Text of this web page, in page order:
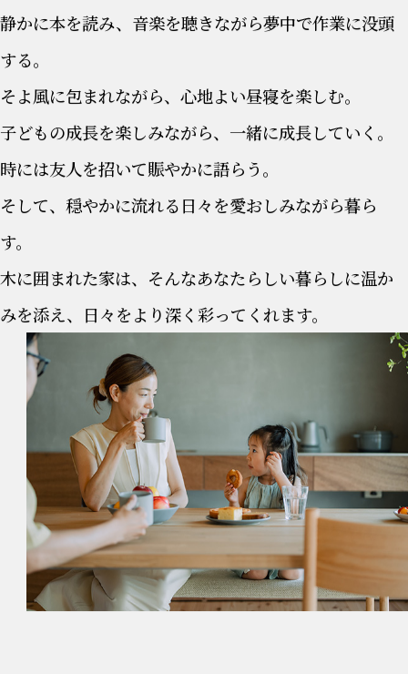
静かに本を読み、音楽を聴きながら夢中で作業に没頭
する。
そよ風に包まれながら、心地よい昼寝を楽しむ。
子どもの成長を楽しみながら、一緒に成長していく。
時には友人を招いて賑やかに語らう。
そして、穏やかに流れる日々を愛おしみながら暮ら
す。
木に囲まれた家は、そんなあなたらしい暮らしに温か
みを添え、日々をより深く彩ってくれます。